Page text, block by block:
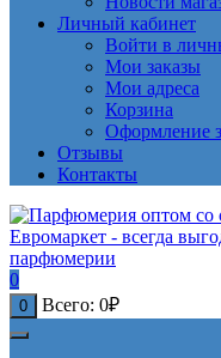
Личный кабинет
Войти в
Мои заказы
Мои адреса
Корзина
Оформление
Отзывы
Контакты
0
0 Всего: 0₽